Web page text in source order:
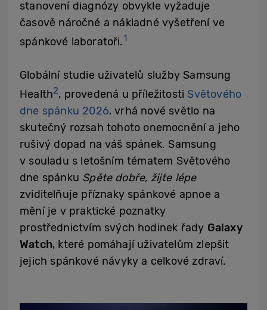
stanovení diagnózy obvykle vyžaduje
časově náročné a nákladné vyšetření ve
spánkové laboratoři.1
Globální studie uživatelů služby Samsung
Health2, provedená u příležitosti Světového
dne spánku 2026, vrhá nové světlo na
skutečný rozsah tohoto onemocnění a jeho
rušivý dopad na váš spánek. Samsung
v souladu s letošním tématem Světového
dne spánku Spěte dobře, žijte lépe
zviditelňuje příznaky spánkové apnoe a
mění je v praktické poznatky
prostřednictvím svých hodinek řady Galaxy
Watch, které pomáhají uživatelům zlepšit
jejich spánkové návyky a celkové zdraví.